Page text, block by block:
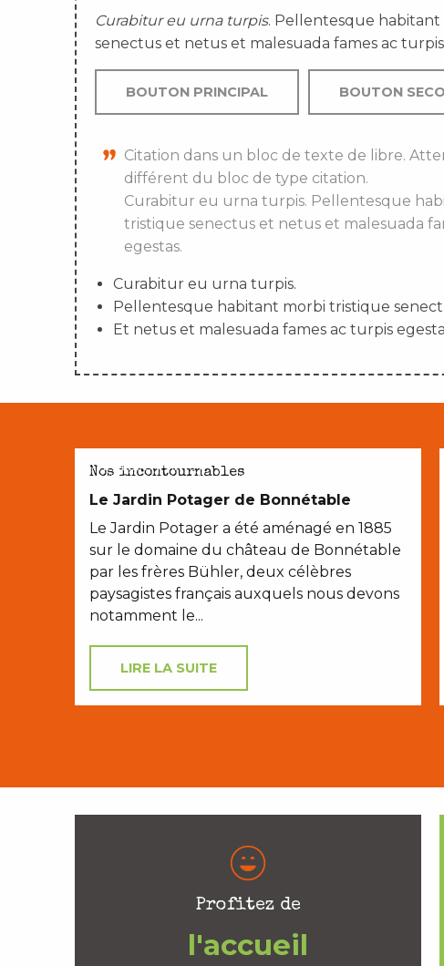
Curabitur eu urna turpis. Pellentesque
senectus et netus et malesuada fames ac turpis
BOUTON PRINCIPAL BOUTON
Citation dans un bloc de texte de libre.
différent du bloc de type citation.
Curabitur eu urna turpis. Pellentesque
tristique senectus et netus et malesuada
egestas.
Curabitur eu urna turpis.
Pellentesque habitant morbi tristique
Et netus et malesuada fames ac turpis
AVEC LES ENFANTS
Nos incontournables
Le Jardin Potager de Bonnétable
Le Jardin Potager a été aménagé en 1885
sur le domaine du château de Bonnétable
par les frères Bühler, deux célèbres
paysagistes français auxquels nous devons
notamment le...
LIRE LA SUITE
Profitez de
l'accueil